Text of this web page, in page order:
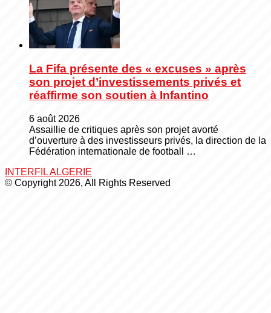
La Fifa présente des « excuses » après
son projet d’investissements privés et
réaffirme son soutien à Infantino
6 août 2026
Assaillie de critiques après son projet avorté
d’ouverture à des investisseurs privés, la direction de la
Fédération internationale de football …
INTERFIL ALGERIE
© Copyright 2026, All Rights Reserved